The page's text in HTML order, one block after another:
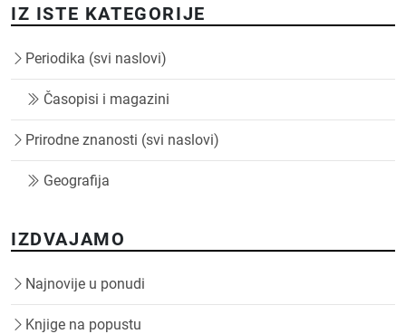
IZ ISTE KATEGORIJE
Periodika (svi naslovi)
Časopisi i magazini
Prirodne znanosti (svi naslovi)
Geografija
IZDVAJAMO
Najnovije u ponudi
Knjige na popustu